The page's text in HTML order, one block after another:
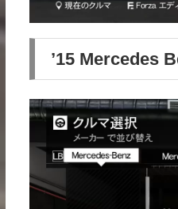
’15 Mercedes